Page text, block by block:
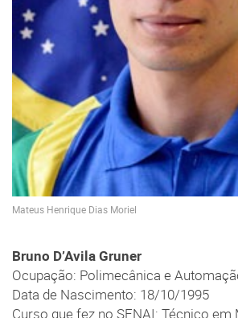
Mateus Henrique Dias Moriel
Bruno D’Avila Gruner
Ocupação: Polimecânica e
Data de Nascimento: 18/10/1995
Curso que fez no SENAI: Técnico em